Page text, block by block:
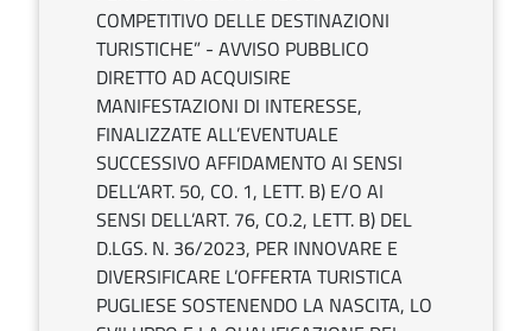
COMPETITIVO DELLE DESTINAZIONI
TURISTICHE” - AVVISO PUBBLICO
DIRETTO AD ACQUISIRE
MANIFESTAZIONI DI INTERESSE,
FINALIZZATE ALL’EVENTUALE
SUCCESSIVO AFFIDAMENTO AI SENSI
DELL’ART. 50, CO. 1, LETT. B) E/O AI
SENSI DELL’ART. 76, CO.2, LETT. B) DEL
D.LGS. N. 36/2023, PER INNOVARE E
DIVERSIFICARE L’OFFERTA TURISTICA
PUGLIESE SOSTENENDO LA NASCITA, LO